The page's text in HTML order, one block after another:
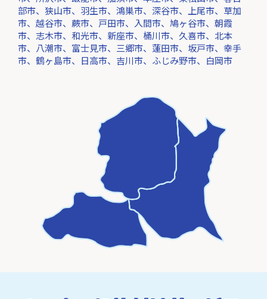
部市、狭山市、羽生市、鴻巣市、深谷市、上尾市、草加
市、越谷市、蕨市、戸田市、入間市、鳩ヶ谷市、朝霞
市、志木市、和光市、新座市、桶川市、久喜市、北本
市、八潮市、富士見市、三郷市、蓮田市、坂戸市、幸手
市、鶴ヶ島市、日高市、吉川市、ふじみ野市、白岡市